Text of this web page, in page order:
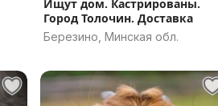
Ищут дом. Кастрированы.
Город Толочин. Доставка
Березино, Минская обл.